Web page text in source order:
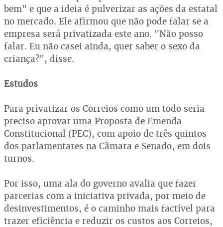
bem" e que a ideia é pulverizar as ações da estatal
no mercado. Ele afirmou que não pode falar se a
empresa será privatizada este ano. "Não posso
falar. Eu não casei ainda, quer saber o sexo da
criança?", disse.
Estudos
Para privatizar os Correios como um todo seria
preciso aprovar uma Proposta de Emenda
Constitucional (PEC), com apoio de três quintos
dos parlamentares na Câmara e Senado, em dois
turnos.
Por isso, uma ala do governo avalia que fazer
parcerias com a iniciativa privada, por meio de
desinvestimentos, é o caminho mais factível para
trazer eficiência e reduzir os custos aos Correios,